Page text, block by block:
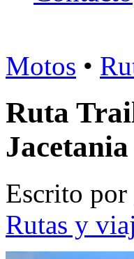
Motos •
Ruta
Escrito por
Rutas y